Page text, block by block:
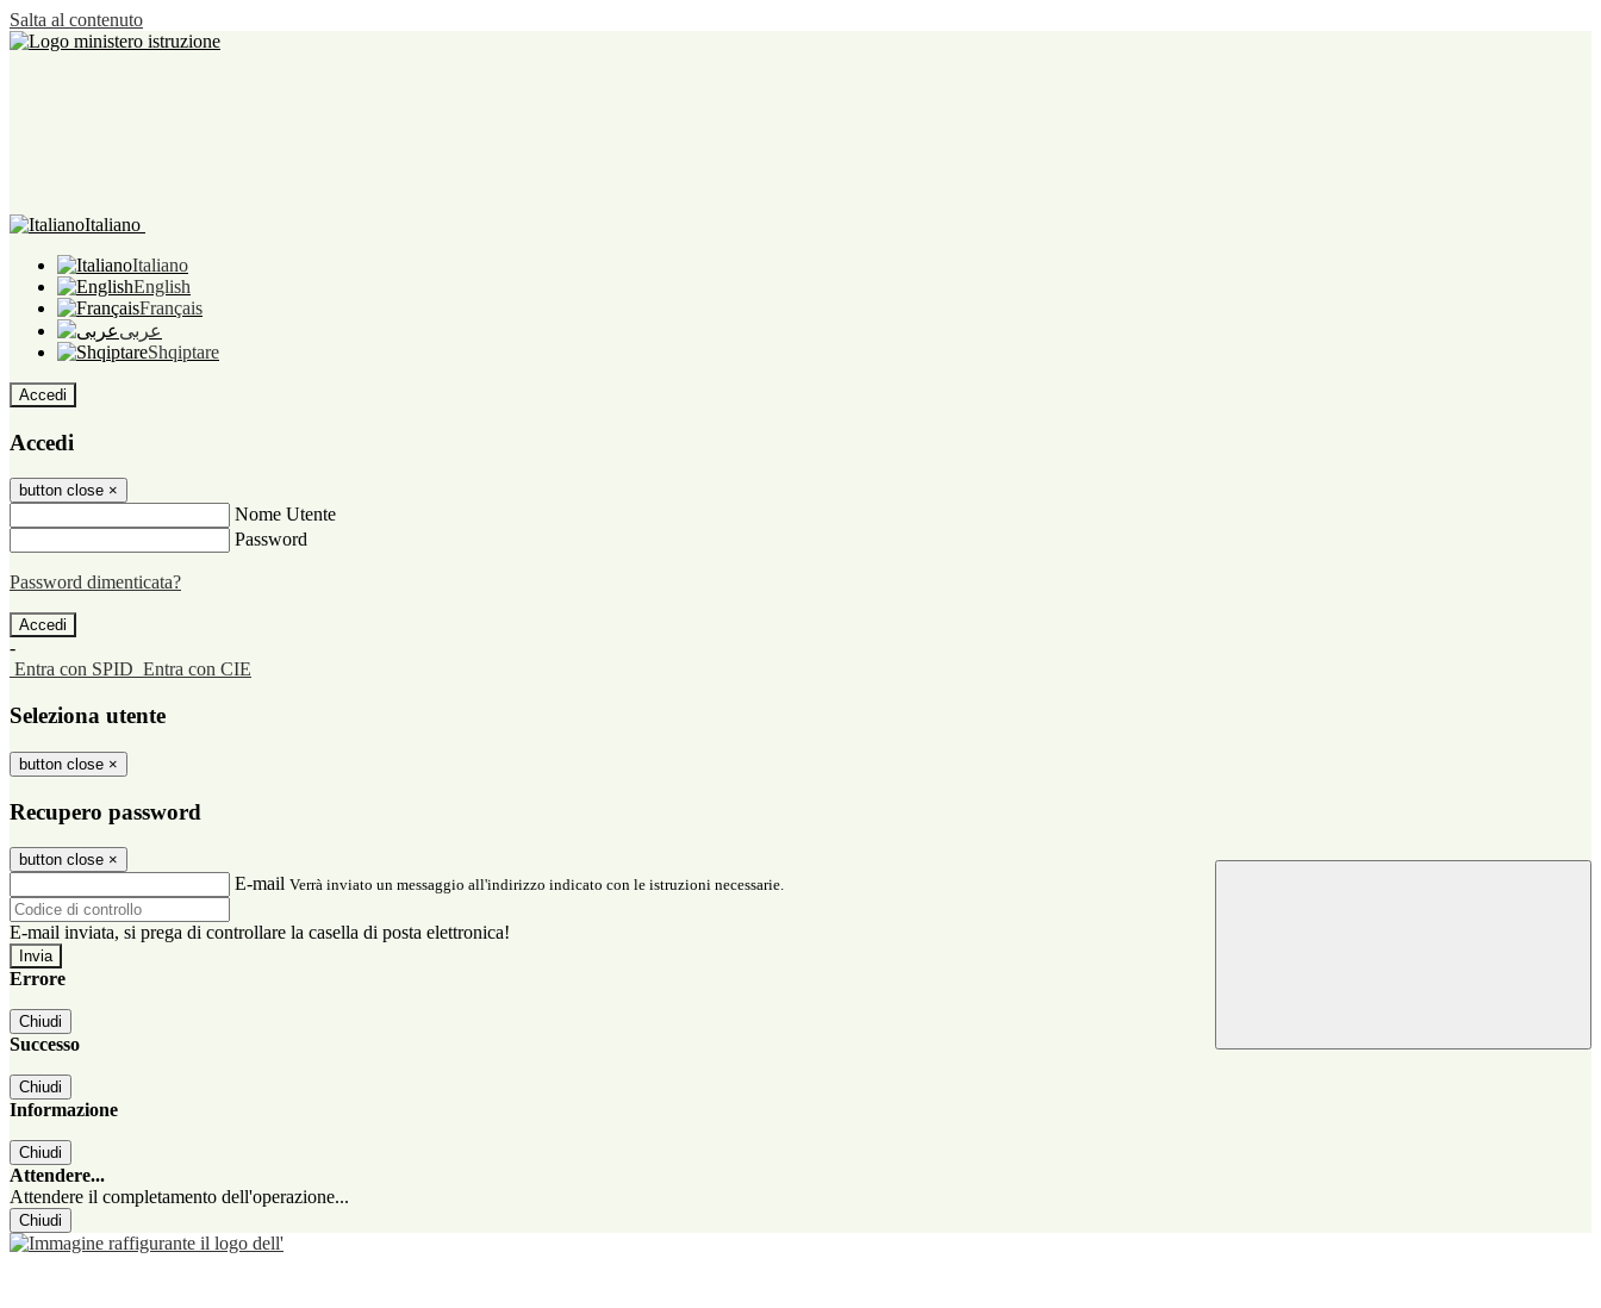
Salta al contenuto
Italiano
Italiano
English
Français
عربى
Shqiptare
Accedi
Accedi
button close ×
Nome Utente
Password
Password dimenticata?
-
Entra con SPID Entra con CIE
Seleziona utente
button close ×
Recupero password
button close ×
E-mail Verrà inviato un messaggio all'indirizzo indicato con le istruzioni necessarie.
E-mail inviata, si prega di controllare la casella di posta elettronica!
Errore
Chiudi
Successo
Chiudi
Informazione
Chiudi
Attendere...
Attendere il completamento dell'operazione...
Chiudi